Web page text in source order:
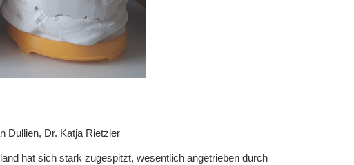
Dullien, Dr. Katja Rietzler
hat sich stark zugespitzt, wesentlich angetrieben durch